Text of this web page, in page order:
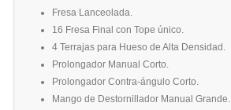
Fresa Lanceolada.
16 Fresa Final con Tope único.
4 Terrajas para Hueso de Alta Densidad.
Prolongador Manual Corto.
Prolongador Contra-ángulo Corto.
Mango de Destornillador Manual Grande.